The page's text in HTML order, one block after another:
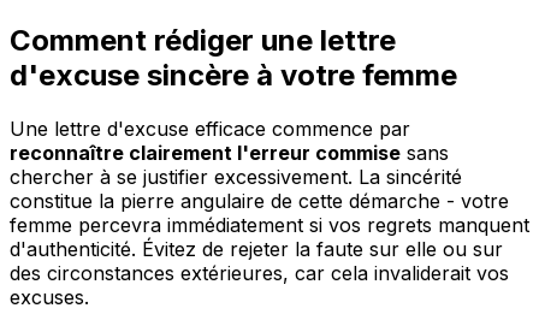
Comment rédiger une lettre
d'excuse sincère à votre femme
Une lettre d'excuse efficace commence par
reconnaître clairement l'erreur commise sans
chercher à se justifier excessivement. La sincérité
constitue la pierre angulaire de cette démarche - votre
femme percevra immédiatement si vos regrets manquent
d'authenticité. Évitez de rejeter la faute sur elle ou sur
des circonstances extérieures, car cela invaliderait vos
excuses.